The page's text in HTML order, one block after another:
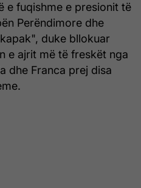
e fuqishme e presionit të
Perëndimore dhe
duke bllokuar
e ajrit më të freskët nga
dhe Franca prej disa